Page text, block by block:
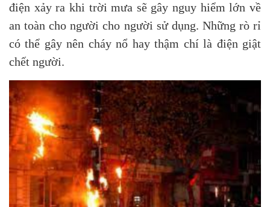
điện xảy ra khi trời mưa sẽ gây nguy hiểm lớn về
an toàn cho người cho người sử dụng. Những rò rỉ
có thể gây nên cháy nổ hay thậm chí là điện giật
chết người.